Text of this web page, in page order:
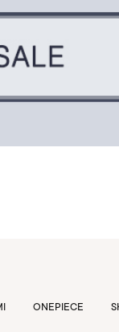
SKIRTS OUTWEAR